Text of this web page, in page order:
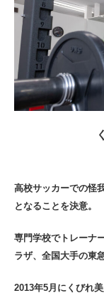
高校サッカーでの怪
となることを決意。
専門学校でトレーナ
ラザ、全国大手の東
2013年5月にくびれ